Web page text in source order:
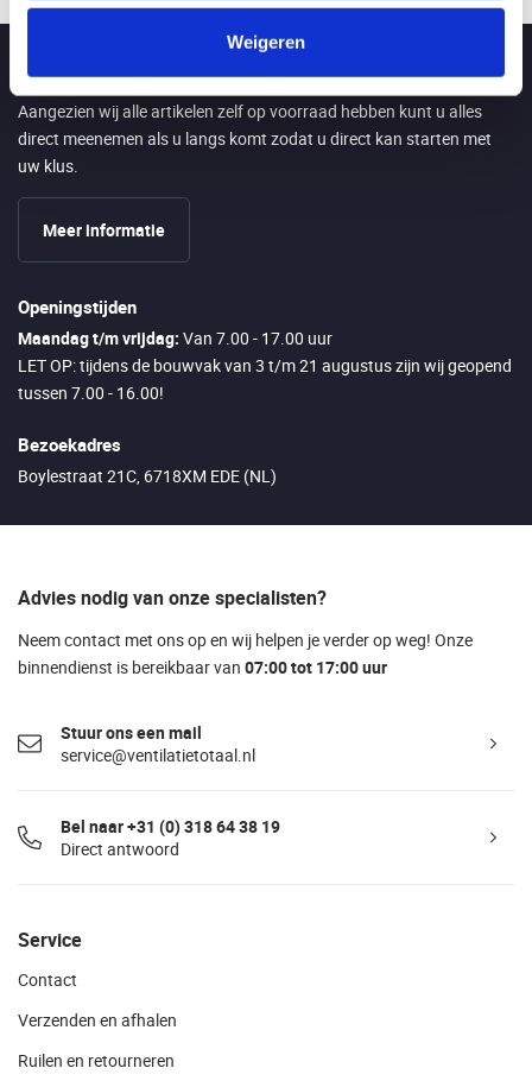
Weigeren
Direct afhalen in Ede
Aangezien wij alle artikelen zelf op voorraad hebben kunt u alles
direct meenemen als u langs komt zodat u direct kan starten met
uw klus.
Meer informatie
Openingstijden
Maandag t/m vrijdag: Van 7.00 - 17.00 uur
LET OP: tijdens de bouwvak van 3 t/m 21 augustus zijn wij geopend
tussen 7.00 - 16.00!
Bezoekadres
Boylestraat 21C, 6718XM EDE (NL)
Advies nodig van onze specialisten?
Neem contact met ons op en wij helpen je verder op weg! Onze
binnendienst is bereikbaar van 07:00 tot 17:00 uur
Stuur ons een mail
service@ventilatietotaal.nl
Bel naar +31 (0) 318 64 38 19
Direct antwoord
Service
Contact
Verzenden en afhalen
Ruilen en retourneren